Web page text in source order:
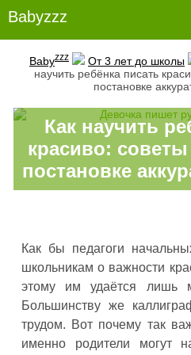
Babyzzz
Babyzzz От 3 лет до школы
научить ребёнка писать
постановке
Как научить
красиво:
постановке
Как бы педагоги
школьникам о важности
этому им удаётся лишь
Большинству же
трудом. Вот почему так
именно родители могут